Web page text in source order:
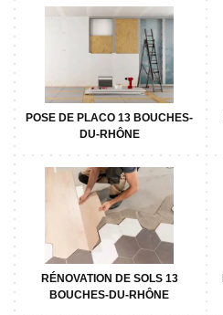
POSE DE PLACO 13 BOUCHES-
DU-RHÔNE
RÉNOVATION DE SOLS 13
BOUCHES-DU-RHÔNE